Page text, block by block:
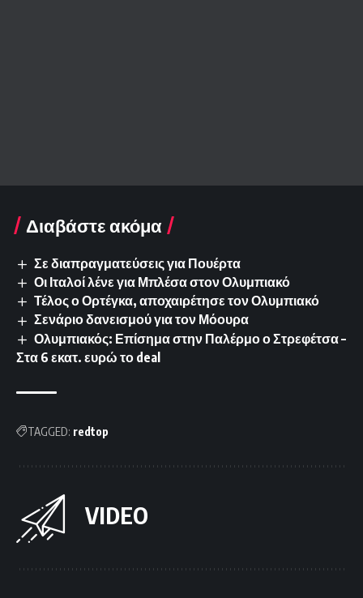
Διαβάστε ακόμα
Σε διαπραγματεύσεις για Πουέρτα
Οι Ιταλοί λένε για Μπλέσα στον Ολυμπιακό
Τέλος ο Ορτέγκα, αποχαιρέτησε τον Ολυμπιακό
Σενάριο δανεισμού για τον Μόουρα
Ολυμπιακός: Επίσημα στην Παλέρμο ο Στρεφέτσα –
Στα 6 εκατ. ευρώ το deal
TAGGED: redtop
VIDEO